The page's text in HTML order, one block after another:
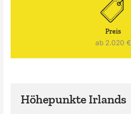
Preis
ab 2.020 €
Höhepunkte Irlands